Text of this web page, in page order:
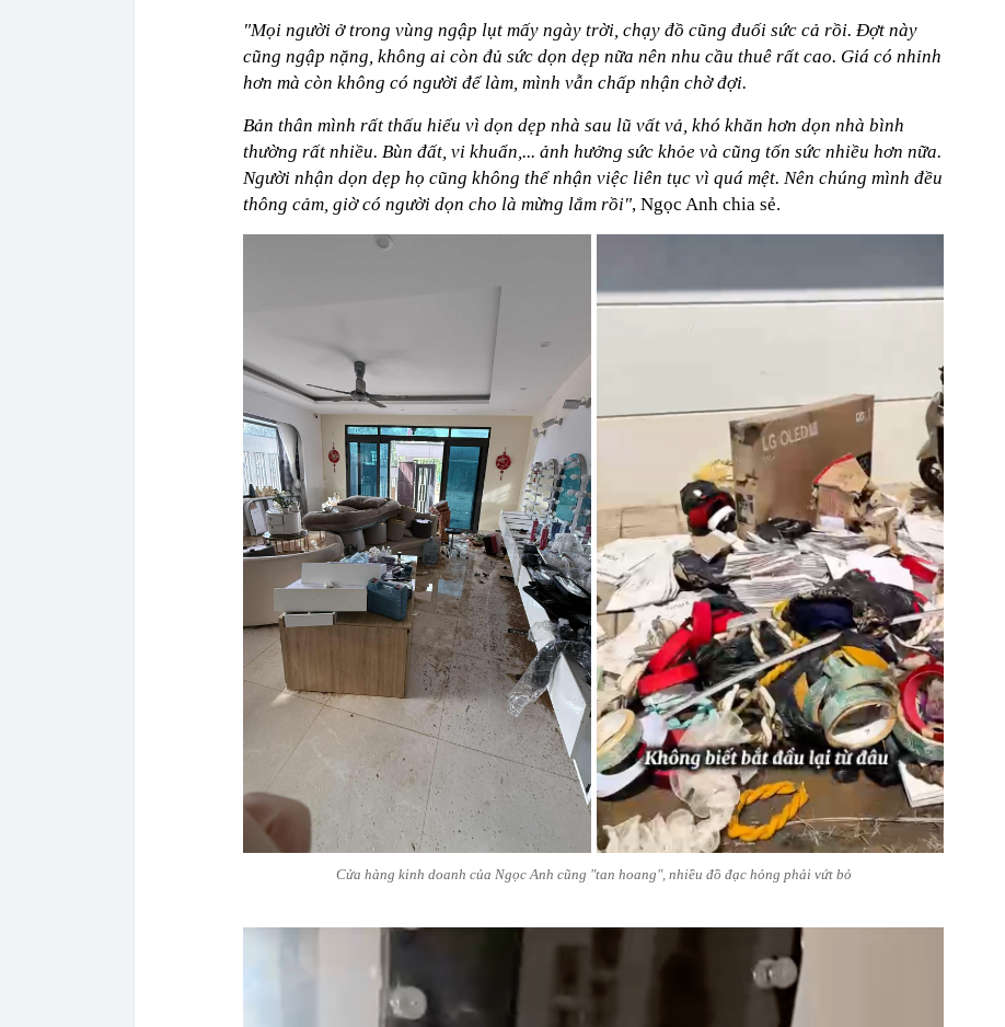
"Mọi người ở trong vùng ngập lụt mấy ngày trời, chạy đồ cũng đuối sức cả rồi. Đợt này
cũng ngập nặng, không ai còn đủ sức dọn dẹp nữa nên nhu cầu thuê rất cao. Giá có nhỉnh
hơn mà còn không có người để làm, mình vẫn chấp nhận chờ đợi.
Bản thân mình rất thấu hiểu vì dọn dẹp nhà sau lũ vất vả, khó khăn hơn dọn nhà bình
thường rất nhiều. Bùn đất, vi khuẩn,... ảnh hưởng sức khỏe và cũng tốn sức nhiều hơn nữa.
Người nhận dọn dẹp họ cũng không thể nhận việc liên tục vì quá mệt. Nên chúng mình đều
thông cảm, giờ có người dọn cho là mừng lắm rồi", Ngọc Anh chia sẻ.
Cửa hàng kinh doanh của Ngọc Anh cũng "tan hoang", nhiều đồ đạc hỏng phải vứt bỏ